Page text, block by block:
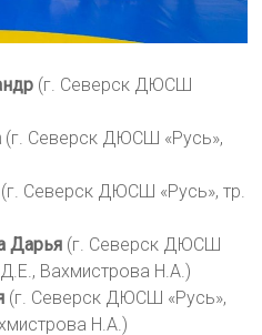
(г. Северск ДЮСШ
(г. Северск ДЮСШ «Русь»,
(г. Северск ДЮСШ «Русь», тр.
Дарья (г. Северск ДЮСШ
Вахмистрова Н.А.)
(г. Северск ДЮСШ «Русь»,
Н.А.)